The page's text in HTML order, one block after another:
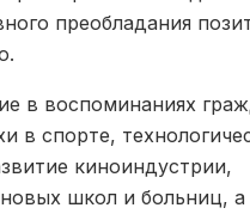
преобладания
в воспоминаниях
в спорте,
киноиндустрии,
школ и больниц, а